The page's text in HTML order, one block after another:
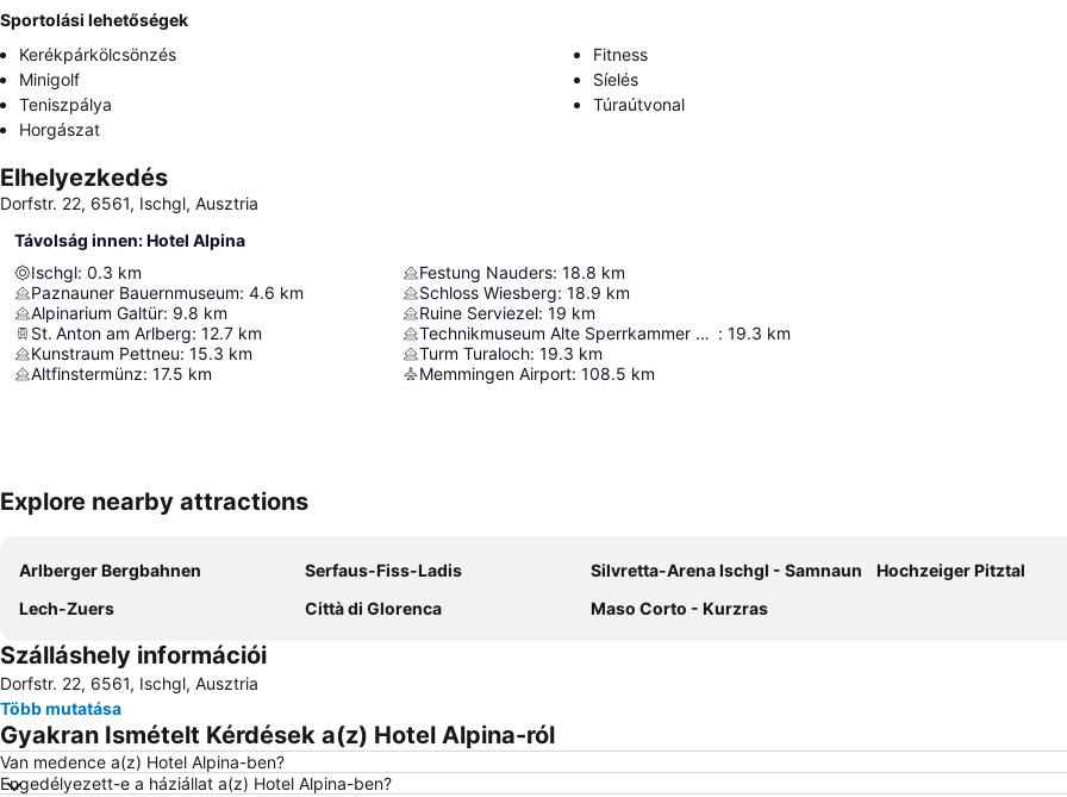
Sportolási lehetőségek
Kerékpárkölcsönzés
Fitness
Minigolf
Síelés
Teniszpálya
Túraútvonal
Horgászat
Elhelyezkedés
Dorfstr. 22, 6561, Ischgl, Ausztria
Távolság innen: Hotel Alpina
Ischgl: 0.3 km
Paznauner Bauernmuseum: 4.6 km
Alpinarium Galtür: 9.8 km
St. Anton am Arlberg: 12.7 km
Kunstraum Pettneu: 15.3 km
Altfinstermünz: 17.5 km
Festung Nauders: 18.8 km
Schloss Wiesberg: 18.9 km
Ruine Serviezel: 19 km
Technikmuseum Alte Sperrkammer Trominier : 19.3 km
Turm Turaloch: 19.3 km
Memmingen Airport: 108.5 km
Explore nearby attractions
Arlberger Bergbahnen Serfaus-Fiss-Ladis Silvretta-Arena Ischgl - Samnaun
Hochzeiger Pitztal
Lech-Zuers
Città di Glorenca Maso Corto - Kurzras
Szálláshely információi
Dorfstr. 22, 6561, Ischgl, Ausztria
Több mutatása
Gyakran Ismételt Kérdések a(z) Hotel Alpina-ról
Van medence a(z) Hotel Alpina-ben?
Engedélyezett-e a háziállat a(z) Hotel Alpina-ben?